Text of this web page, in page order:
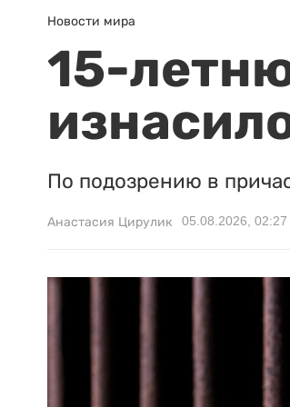
Новости мира
15-
По подозрению в
Анастасия Цирулик 05.08.2026, 02:27